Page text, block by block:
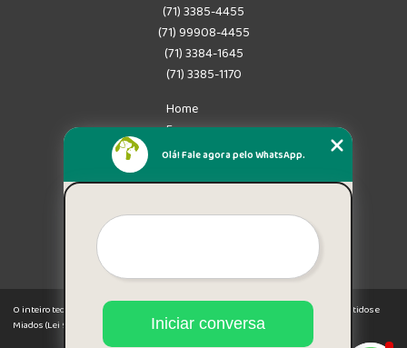
(71) 3385-4455
(71) 99908-4455
(71) 3384-1645
(71) 3385-1170
Home
Empresa
Missão
Mapa do site
O inteiro teor deste site está sujeito à proteção de direitos autorais. Copyright© Latidos e
Miados (Lei 9610 de 19/02/1998)
Olá! Fale agora pelo WhatsApp.
Iniciar conversa